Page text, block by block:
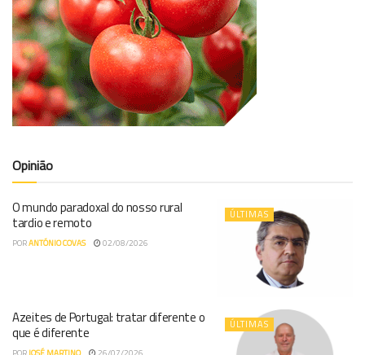
Opinião
ÚLTIMAS
O mundo paradoxal do nosso rural
tardio e remoto
PORANTÓNIO COVAS 02/08/2026
ÚLTIMAS
Azeites de Portugal: tratar diferente o
que é diferente